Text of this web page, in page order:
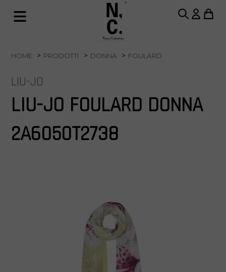
HOME PRODOTTI DONNA FOULARD
LIU-JO
LIU-JO FOULARD DONNA
2A6050T2738